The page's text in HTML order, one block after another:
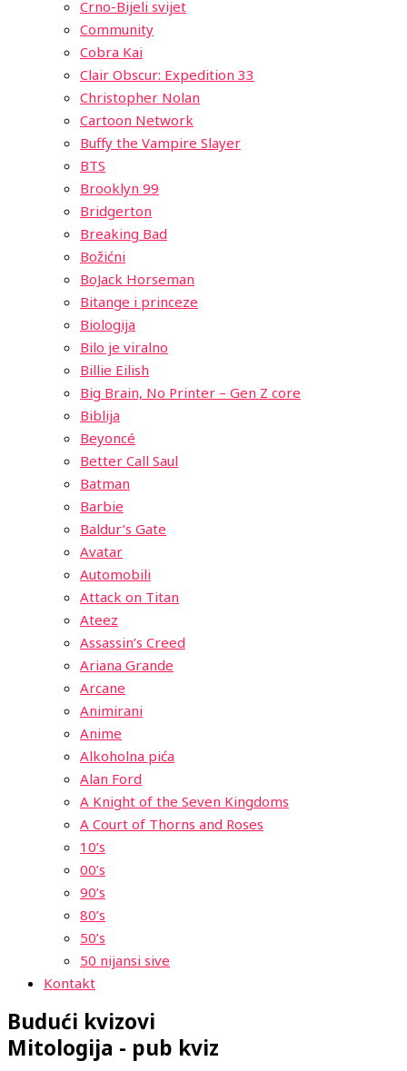
Crno-Bijeli svijet
Community
Cobra Kai
Clair Obscur: Expedition 33
Christopher Nolan
Cartoon Network
Buffy the Vampire Slayer
BTS
Brooklyn 99
Bridgerton
Breaking Bad
Božićni
BoJack Horseman
Bitange i princeze
Biologija
Bilo je viralno
Billie Eilish
Big Brain, No Printer – Gen Z core
Biblija
Beyoncé
Better Call Saul
Batman
Barbie
Baldur’s Gate
Avatar
Automobili
Attack on Titan
Ateez
Assassin’s Creed
Ariana Grande
Arcane
Animirani
Anime
Alkoholna pića
Alan Ford
A Knight of the Seven Kingdoms
A Court of Thorns and Roses
10’s
00’s
90’s
80’s
50’s
50 nijansi sive
Kontakt
Budući kvizovi
Mitologija - pub kviz